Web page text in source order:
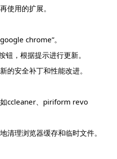
使用的扩展。
chrome”。
，根据提示进行更新。
的安全补丁和性能改进。
ccleaner、piriform revo
清理浏览器缓存和临时文件。